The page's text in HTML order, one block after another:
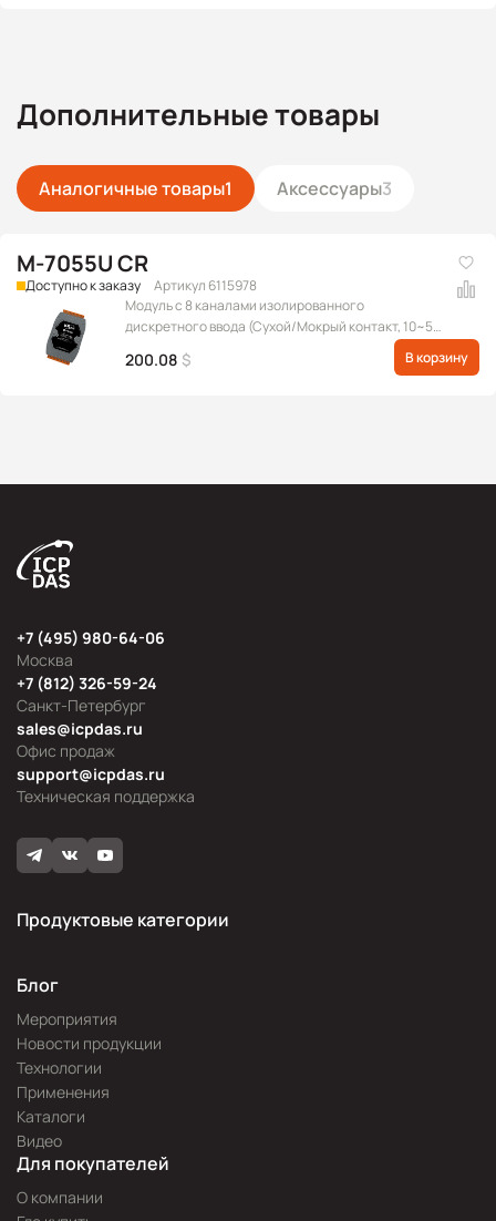
Дополнительные товары
Аналогичные товары1 Аксессуары3
M-7055U CR
Доступно к заказу
Артикул 6115978
Модуль с 8 каналами изолированного
дискретного ввода (Сухой/Мокрый контакт, 10~50
дискретного вывода (Sink/Source, 3.5~80 В пост.),
200.08 $ В корзину
Москва
+7 (495) 980-64-06
Офис продаж
sales@icpdas.ru
Санкт-Петербург
+7 (812) 326-59-24
Техническая поддержка
support@icpdas.ru
Продуктовые категории
Блог
Мероприятия
Новости продукции
Технологии
Применения
Каталоги
Видео
Для покупателей
О компании